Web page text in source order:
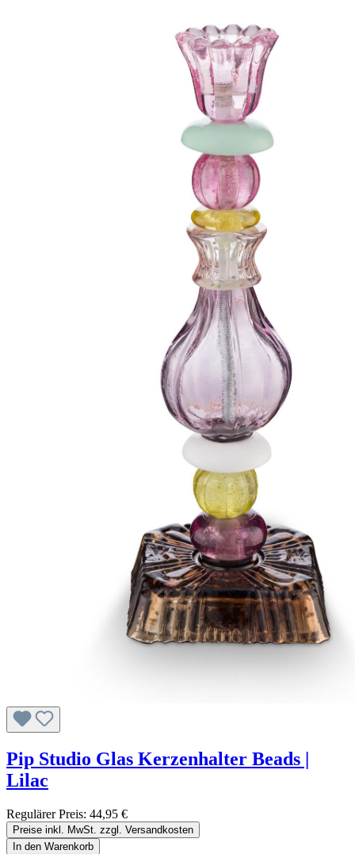
Pip Studio Glas Kerzenhalter Beads |
Lilac
Regulärer Preis: 44,95 €
Preise inkl. MwSt. zzgl. Versandkosten
In den Warenkorb